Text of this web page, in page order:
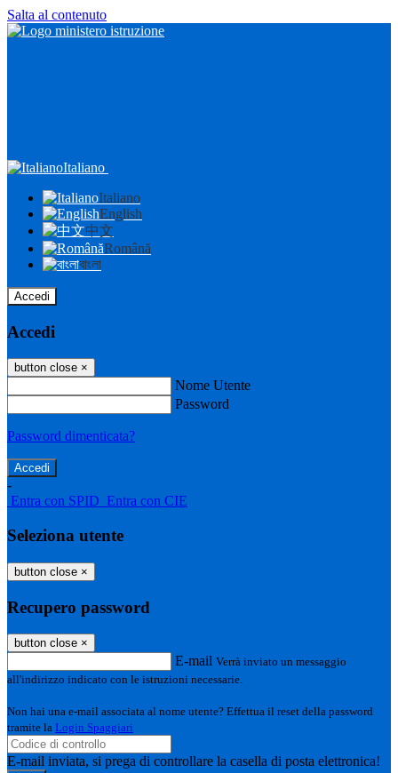
Salta al contenuto
Italiano
Italiano
English
中文
Română
বাংলা
Accedi
Accedi
button close ×
Nome Utente
Password
Password dimenticata?
-
Entra con SPID Entra con CIE
Seleziona utente
button close ×
Recupero password
button close ×
E-mail Verrà inviato un messaggio
all'indirizzo indicato con le istruzioni necessarie.
Non hai una e-mail associata al nome utente? Effettua il reset della password
tramite la Login Spaggiari
E-mail inviata, si prega di controllare la casella di posta elettronica!